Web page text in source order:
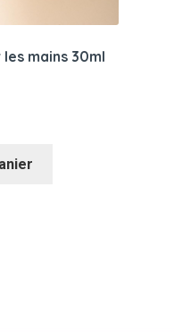
mains 30ml